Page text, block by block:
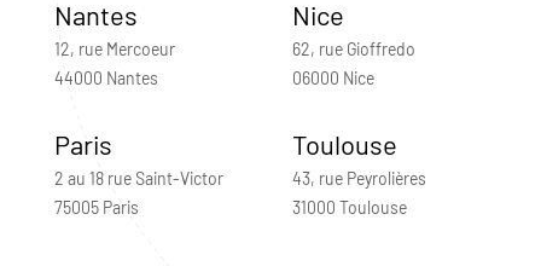
Nantes
12, rue Mercoeur
44000 Nantes
Nice
62, rue Gioffredo
06000 Nice
Paris
2 au 18 rue Saint-Victor
75005 Paris
Toulouse
43, rue Peyrolières
31000 Toulouse